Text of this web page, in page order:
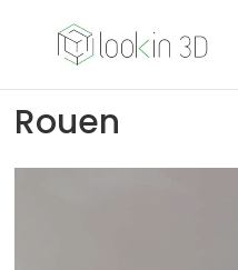
Rouen